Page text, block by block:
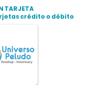
TARJETA
crédito o débito